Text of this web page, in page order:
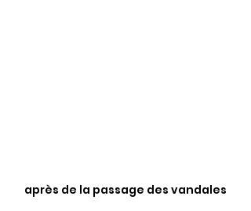
après de la passage des vandales